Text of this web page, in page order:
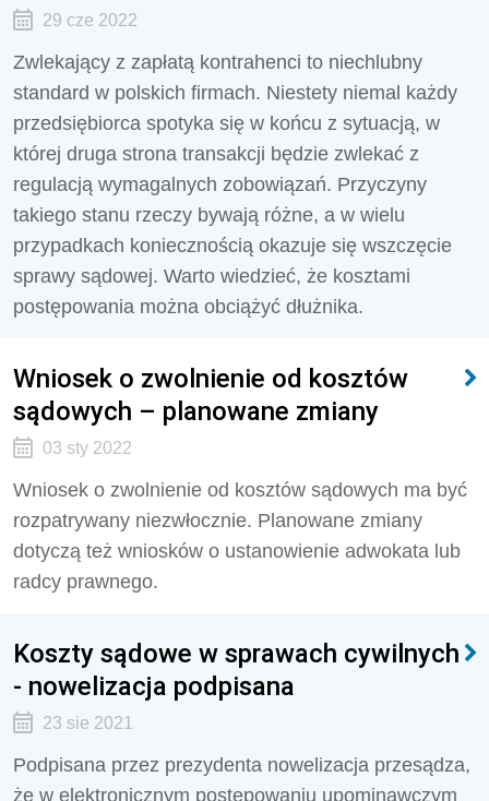
29 cze 2022
Zwlekający z zapłatą kontrahenci to niechlubny
standard w polskich firmach. Niestety niemal każdy
przedsiębiorca spotyka się w końcu z sytuacją, w
której druga strona transakcji będzie zwlekać z
regulacją wymagalnych zobowiązań. Przyczyny
takiego stanu rzeczy bywają różne, a w wielu
przypadkach koniecznością okazuje się wszczęcie
sprawy sądowej. Warto wiedzieć, że kosztami
postępowania można obciążyć dłużnika.
Wniosek o zwolnienie od kosztów
sądowych – planowane zmiany
03 sty 2022
Wniosek o zwolnienie od kosztów sądowych ma być
rozpatrywany niezwłocznie. Planowane zmiany
dotyczą też wniosków o ustanowienie adwokata lub
radcy prawnego.
Koszty sądowe w sprawach cywilnych
- nowelizacja podpisana
23 sie 2021
Podpisana przez prezydenta nowelizacja przesądza,
że w elektronicznym postępowaniu upominawczym